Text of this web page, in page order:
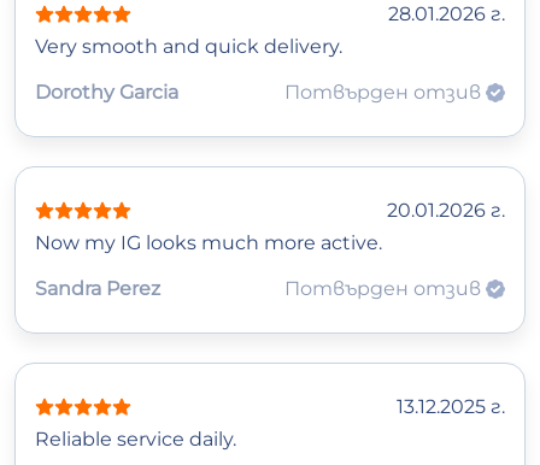
28.01.2026 г.
Very smooth and quick delivery.
Dorothy Garcia
Потвърден отзив
20.01.2026 г.
Now my IG looks much more active.
Sandra Perez
Потвърден отзив
13.12.2025 г.
Reliable service daily.